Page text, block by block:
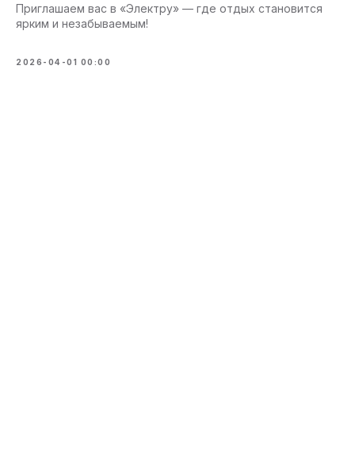
Приглашаем вас в «Электру» — где отдых становится
ярким и незабываемым!
2026-04-01 00:00